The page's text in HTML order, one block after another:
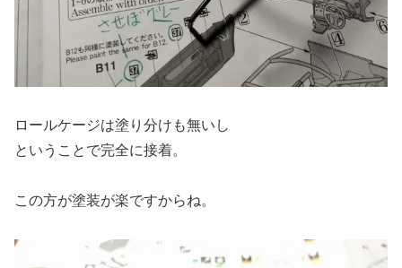
ロールケージは塗り分けも無いし
ということで完全に接着。
この方が塗装が楽ですからね。